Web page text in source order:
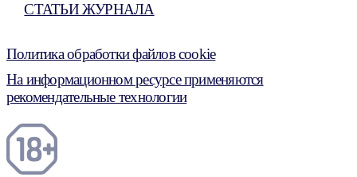
СТАТЬИ ЖУРНАЛА
Политика обработки файлов cookie
На информационном ресурсе применяются
рекомендательные технологии